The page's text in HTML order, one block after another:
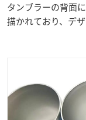
タンブラーの背面
描かれており、デ